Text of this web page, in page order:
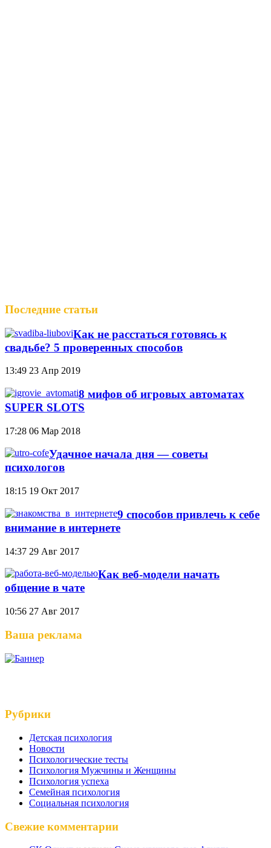
Последние статьи
Как не расстаться готовясь к
свадьбе? 5 проверенных способов
13:49 23 Апр 2019
8 мифов об игровых автоматах
SUPER SLOTS
17:28 06 Мар 2018
Удачное начала дня — советы
психологов
18:15 19 Окт 2017
9 способов привлечь к себе
внимание в интернете
14:37 29 Авг 2017
Как веб-модели начать
общение в чате
10:56 27 Авг 2017
Ваша реклама
Рубрики
Детская психология
Новости
Психологические тесты
Психология Мужчины и Женщины
Психология успеха
Семейная психология
Социальная психология
Свежие комментарии